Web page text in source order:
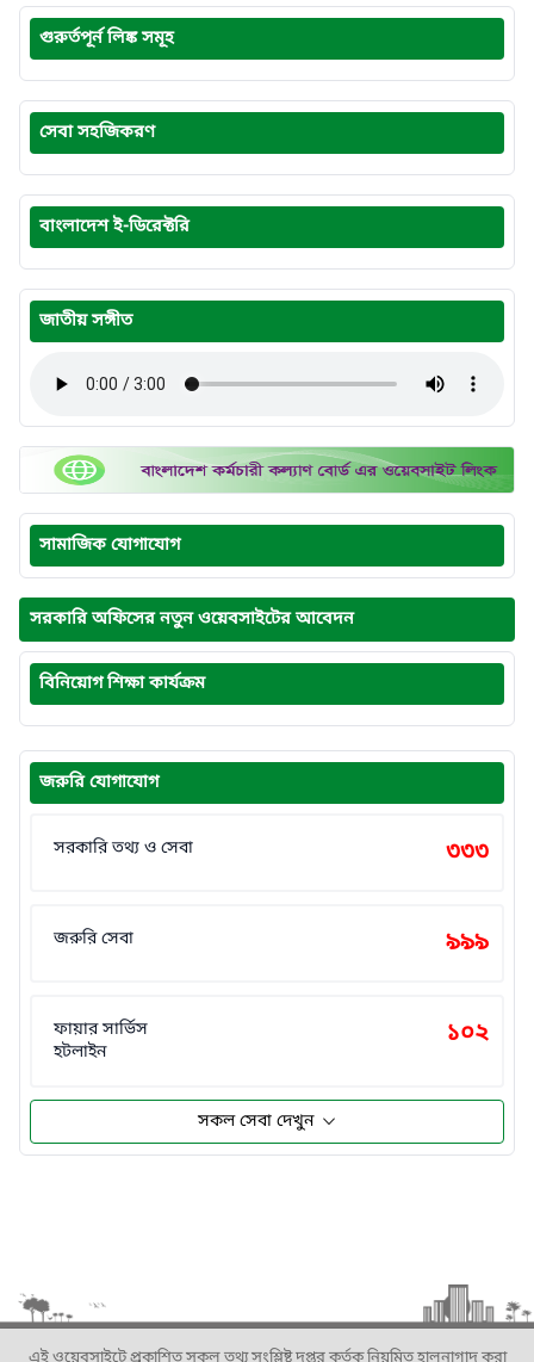
গুরুর্তপূর্ন লিঙ্ক সমূহ
সেবা সহজিকরণ
বাংলাদেশ ই-ডিরেক্টরি
জাতীয় সঙ্গীত
সামাজিক যোগাযোগ
সরকারি অফিসের নতুন ওয়েবসাইটের আবেদন
বিনিয়োগ শিক্ষা কার্যক্রম
জরুরি যোগাযোগ
সরকারি তথ্য ও সেবা ৩৩৩
জরুরি সেবা ৯৯৯
ফায়ার সার্ভিস
হটলাইন
১০২
সকল সেবা দেখুন
এই ওয়েবসাইটে প্রকাশিত সকল তথ্য সংশ্লিষ্ট দপ্তর কর্তৃক নিয়মিত হালনাগাদ করা